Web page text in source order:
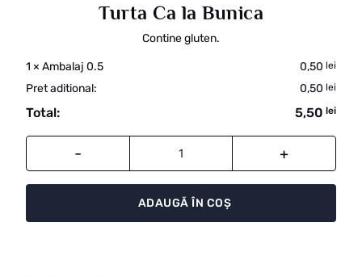
Turta Ca la Bunica
Contine gluten.
1 × Ambalaj 0.5 0,50 lei
Pret aditional: 0,50 lei
Total: 5,50 lei
ADAUGĂ ÎN COȘ